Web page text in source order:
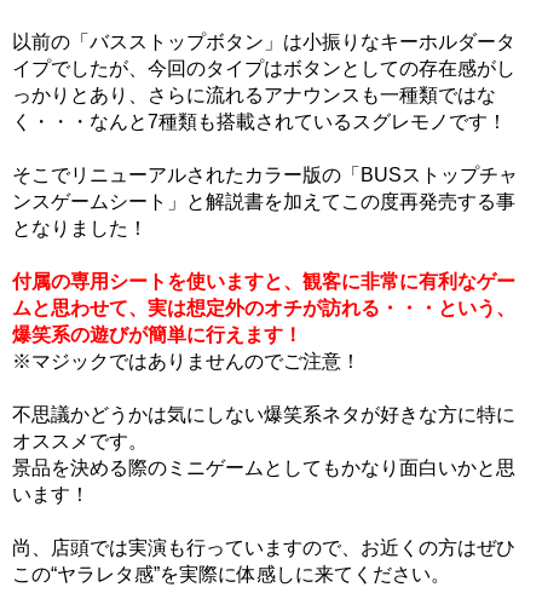
以前の「バスストップボタン」は小振りなキーホルダータ
イプでしたが、今回のタイプはボタンとしての存在感がし
っかりとあり、さらに流れるアナウンスも一種類ではな
く・・・なんと7種類も搭載されているスグレモノです！
そこでリニューアルされたカラー版の「BUSストップチャ
ンスゲームシート」と解説書を加えてこの度再発売する事
となりました！
付属の専用シートを使いますと、観客に非常に有利なゲー
ムと思わせて、実は想定外のオチが訪れる・・・という、
爆笑系の遊びが簡単に行えます！
※マジックではありませんのでご注意！
不思議かどうかは気にしない爆笑系ネタが好きな方に特に
オススメです。
景品を決める際のミニゲームとしてもかなり面白いかと思
います！
尚、店頭では実演も行っていますので、お近くの方はぜひ
この“ヤラレタ感”を実際に体感しに来てください。